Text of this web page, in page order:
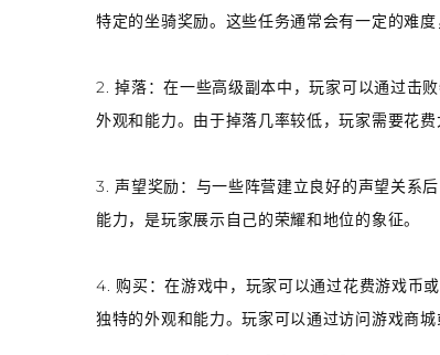
特定的坐骑奖励。这些任务通常会有一定的难
2. 掉落：在一些高级副本中，玩家可以通过击
外观和能力。由于掉落几率较低，玩家需要花
3. 声望奖励：与一些阵营建立良好的声望关系
能力，是玩家展示自己的荣耀和地位的象征。
4. 购买：在游戏中，玩家可以通过花费游戏币
独特的外观和能力。玩家可以通过访问游戏商